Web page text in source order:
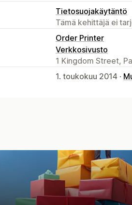
Tietosuojakäytäntö
Tämä kehittäjä ei
Order Printer
Verkkosivusto
1 Kingdom Street,
1. toukokuu 2014 ·